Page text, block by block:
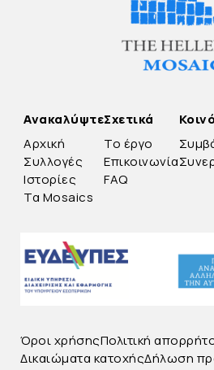
Ανακαλύψτε
Αρχική
Συλλογές
Ιστορίες
Τα Mosaics
Σχετικά
Το έργο
Επικοινωνία
FAQ
Όροι χρήσηςΠολιτική
Δικαιώματα κατοχήςΔήλωση